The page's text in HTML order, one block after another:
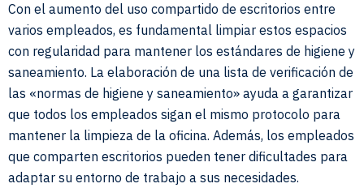
Con el aumento del uso compartido de escritorios entre
varios empleados, es fundamental limpiar estos espacios
con regularidad para mantener los estándares de higiene y
saneamiento. La elaboración de una lista de verificación de
las «normas de higiene y saneamiento» ayuda a garantizar
que todos los empleados sigan el mismo protocolo para
mantener la limpieza de la oficina. Además, los empleados
que comparten escritorios pueden tener dificultades para
adaptar su entorno de trabajo a sus necesidades.